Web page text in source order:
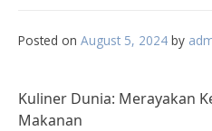
Posted on August 5, 2024 by
Kuliner Dunia: Merayakan
Makanan